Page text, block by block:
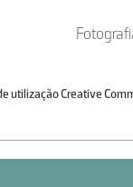
utilização Creative